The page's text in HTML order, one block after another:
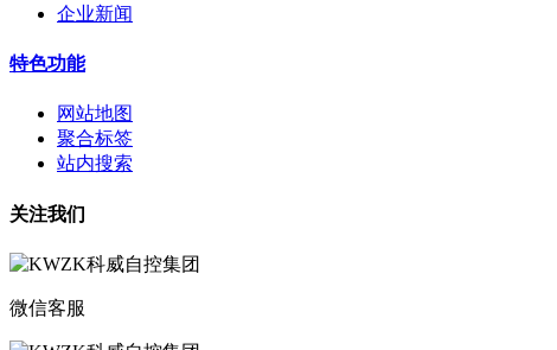
企业新闻
特色功能
网站地图
聚合标签
站内搜索
关注我们
微信客服